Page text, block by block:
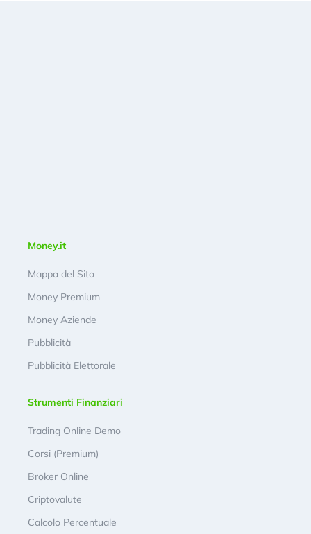
Money.it
Mappa del Sito
Money Premium
Money Aziende
Pubblicità
Pubblicità Elettorale
Strumenti Finanziari
Trading Online Demo
Corsi (Premium)
Broker Online
Criptovalute
Calcolo Percentuale